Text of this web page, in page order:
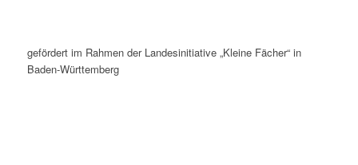
gefördert im Rahmen der Landesinitiative „Kleine Fächer“ in
Baden-Württemberg